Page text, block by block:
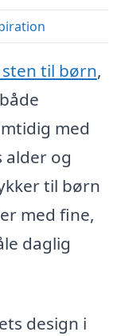
til børn,
med
alder og
til børn
med fine,
daglig
design i